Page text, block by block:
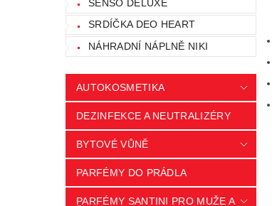
SENSO DELUXE
SRDÍČKA DEO HEART
NÁHRADNÍ NÁPLNĚ NIKI
AUTOKOSMETIKA
DEZINFEKCE A NEUTRALIZÉRY
BYTOVÉ VŮNĚ
PARFÉMY DO PRÁDLA
PARFÉMY SANTINI PRO MUŽE A